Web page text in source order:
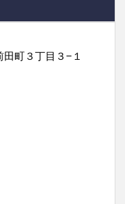
町３丁目３−１